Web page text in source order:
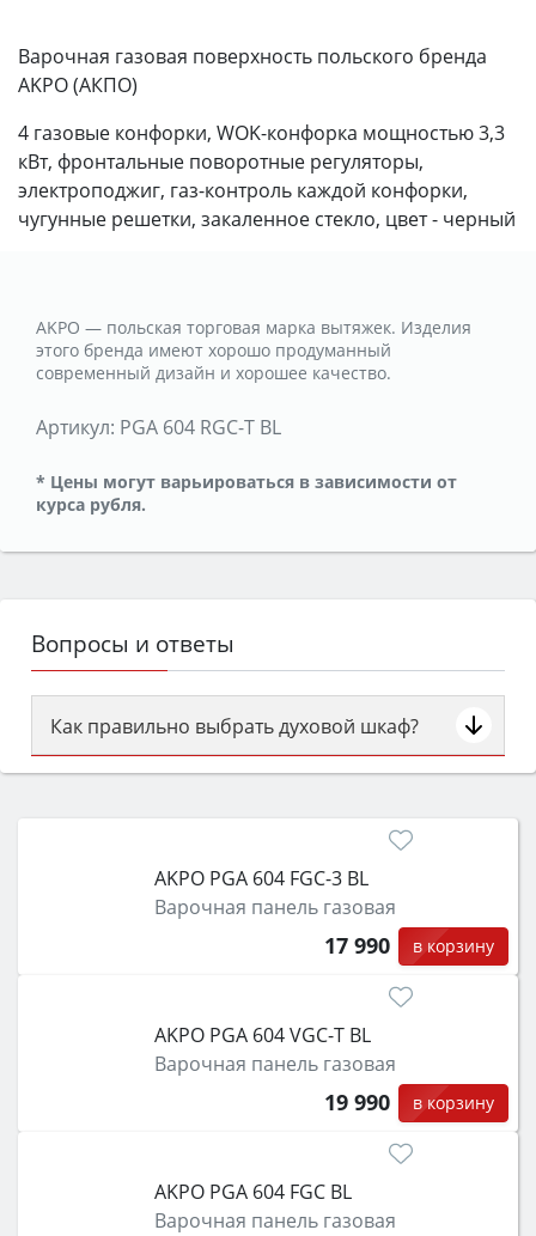
Варочная газовая поверхность польского бренда
AKPO (АКПО)
4 газовые конфорки, WOK-конфорка мощностью 3,3
кВт, фронтальные поворотные регуляторы,
электроподжиг, газ-контроль каждой конфорки,
чугунные решетки, закаленное стекло, цвет - черный
AKPO — польская торговая марка вытяжек. Изделия
этого бренда имеют хорошо продуманный
современный дизайн и хорошее качество.
Артикул: PGA 604 RGC-T BL
* Цены могут варьироваться в зависимости от
курса рубля.
Вопросы и ответы
Как правильно выбрать духовой шкаф?
Сначала определитесь с типом (газовый или
затем смотрите на объём 50–70 л для семьи,
функции (конвекция, гриль, самоочистка,
защита от детей).
AKPO PGA 604 FGC-3 BL
Варочная панель газовая
17 990 в корзину
AKPO PGA 604 VGC-T BL
Варочная панель газовая
19 990 в корзину
AKPO PGA 604 FGC BL
Варочная панель газовая